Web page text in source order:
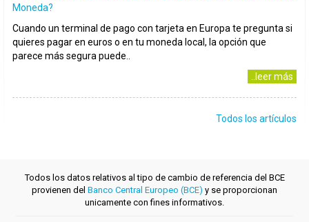
Moneda?
Cuando un terminal de pago con tarjeta en Europa te pregunta si
quieres pagar en euros o en tu moneda local, la opción que
parece más segura puede..
..leer más
Todos los artículos
Todos los datos relativos al tipo de cambio de referencia del BCE
provienen del Banco Central Europeo (BCE) y se proporcionan
unicamente con fines informativos.